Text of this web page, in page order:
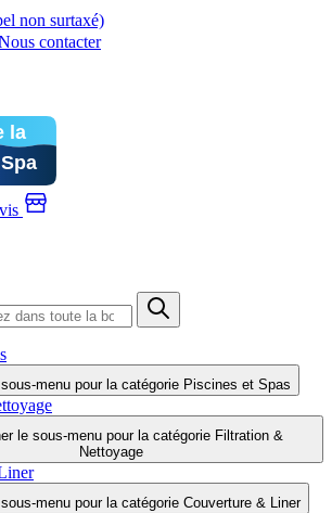
non surtaxé)
contacter
menu pour la catégorie Piscines et Spas
le sous-menu pour la catégorie Filtration &
Nettoyage
menu pour la catégorie Couverture & Liner